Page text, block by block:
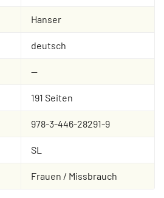
Hanser
deutsch
--
191 Seiten
978-3-446-28291-9
SL
Frauen / Missbrauch